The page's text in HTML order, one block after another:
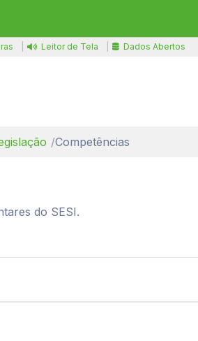
Leitor de Tela Dados Abertos
Competências
do SESI.